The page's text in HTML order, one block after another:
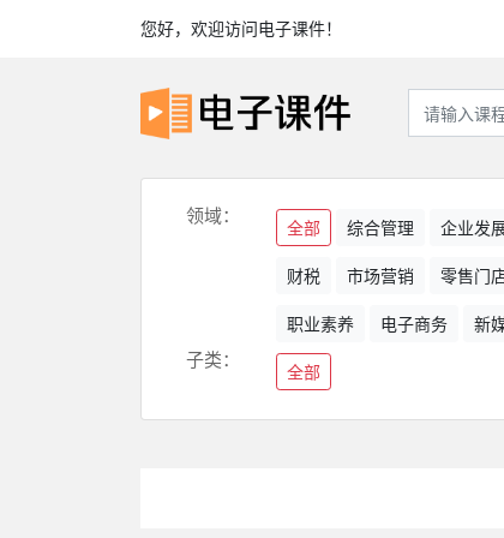
您好，欢迎访问电子课件！
领域：
全部 综合管理 企业发
财税 市场营销 零售门
职业素养 电子商务 新
子类：
全部